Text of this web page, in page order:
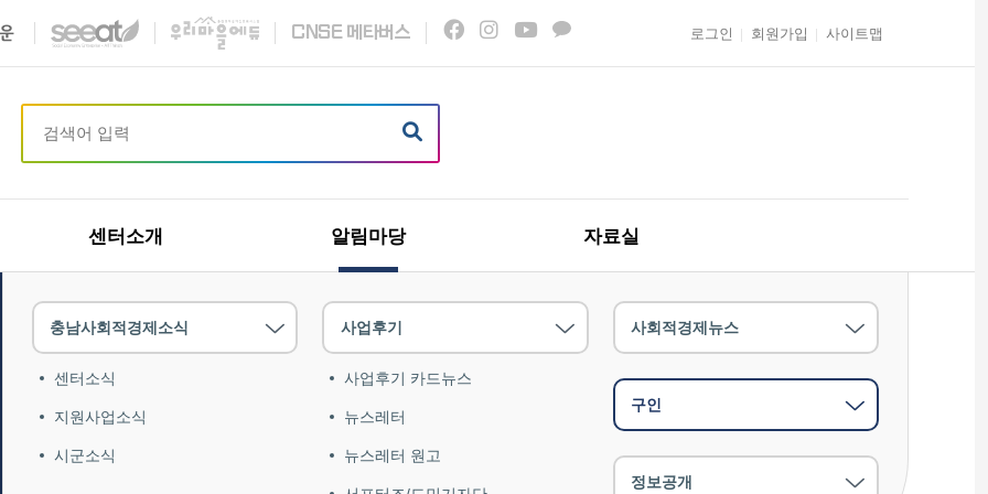
C NSE메타버스 로그인 회원가입 사이트맵
센터소개 알림마당 자료실
충남사회적경제소식
센터소식
지원사업소식
시군소식
사업후기
사업후기 카드뉴스
뉴스레터
뉴스레터 원고
사회적경제뉴스
구인
정보공개